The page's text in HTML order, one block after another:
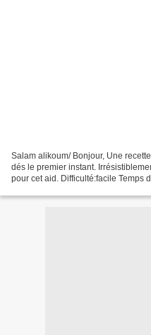
Salam alikoum/ Bonjour, Une
dés le premier instant.
pour cet aid. Difficulté:facile Temps